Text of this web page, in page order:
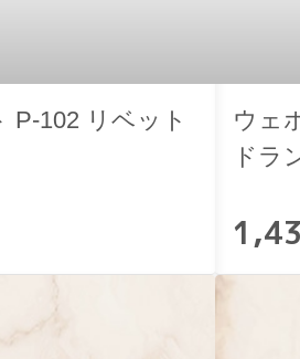
P-102 リベット
ウェ
ドラ